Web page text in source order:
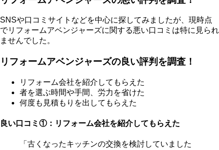
SNSや口コミサイトなどを中心に探してみましたが、現時点
でリフォームアベンジャーズに関する悪い口コミは特に見られ
ませんでした。
リフォームアベンジャーズの良い評判を調査！
リフォーム会社を紹介してもらえた
者を選ぶ時間や手間、労力を省けた
何度も見積もりを出してもらえた
良い口コミ①：リフォーム会社を紹介してもらえた
「古くなったキッチンの交換を検討していました